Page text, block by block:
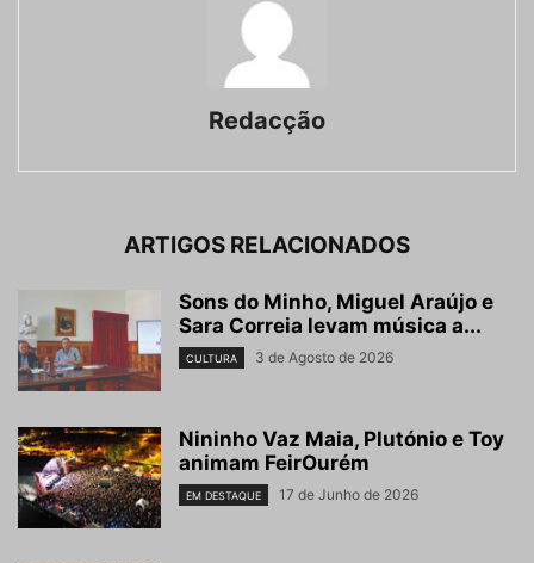
Redacção
ARTIGOS RELACIONADOS
Sons do Minho, Miguel Araújo e
Sara Correia levam música a...
CULTURA 3 de Agosto de 2026
Nininho Vaz Maia, Plutónio e Toy
animam FeirOurém
EM DESTAQUE 17 de Junho de 2026